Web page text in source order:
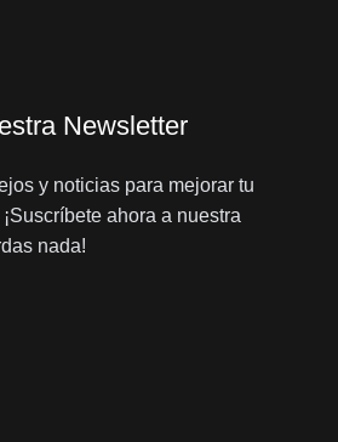
Newsletter
y noticias para mejorar tu
ahora a nuestra
nada!